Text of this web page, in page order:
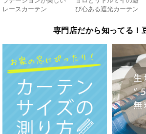
レースカーテン
び心ある遮光カーテン
専門店だから知ってる！